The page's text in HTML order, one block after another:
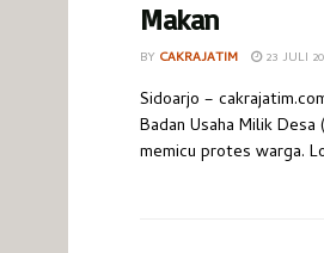
Makan
BY CAKRAJATIM 23 JULI
​Sidoarjo –
Badan Usaha Milik
memicu protes warga.